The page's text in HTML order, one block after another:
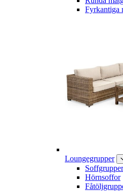
Fyrkantiga
Loungegrupper
Soffgrupper
Hörnsoffor